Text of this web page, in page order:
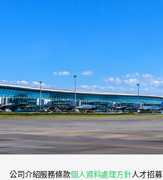
公司介紹服務條款個人資料處理方針人才招募